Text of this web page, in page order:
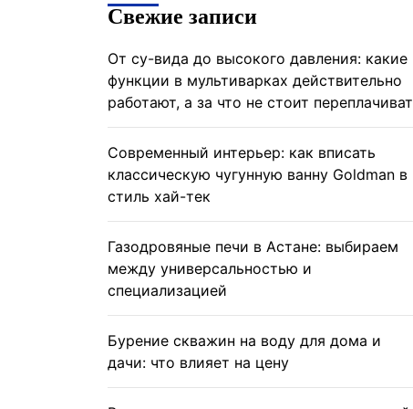
Свежие записи
От су-вида до высокого давления: какие
функции в мультиварках действительно
работают, а за что не стоит переплачиват
Современный интерьер: как вписать
классическую чугунную ванну Goldman в
стиль хай-тек
Газодровяные печи в Астане: выбираем
между универсальностью и
специализацией
Бурение скважин на воду для дома и
дачи: что влияет на цену